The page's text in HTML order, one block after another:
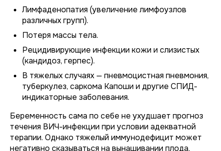
Лимфаденопатия (увеличение лимфоузлов
различных групп).
Потеря массы тела.
Рецидивирующие инфекции кожи и слизистых
(кандидоз, герпес).
В тяжелых случаях — пневмоцистная пневмония,
туберкулез, саркома Капоши и другие СПИД-
индикаторные заболевания.
Беременность сама по себе не ухудшает прогноз
течения ВИЧ-инфекции при условии адекватной
терапии. Однако тяжелый иммунодефицит может
негативно сказываться на вынашивании плода,